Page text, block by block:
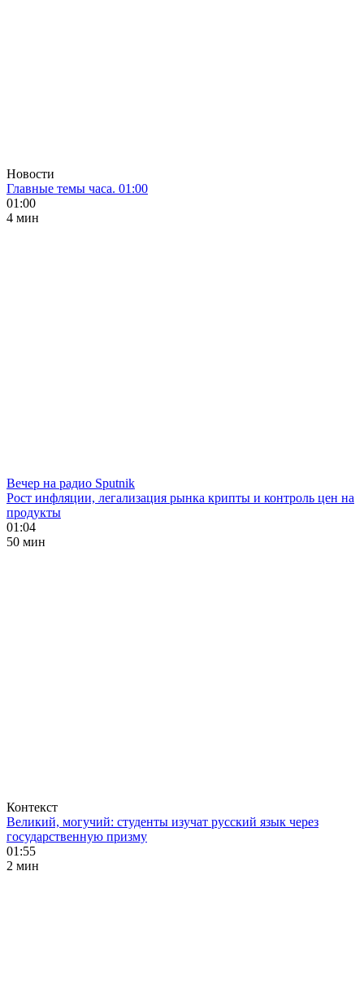
Новости
Главные темы часа. 01:00
01:00
4 мин
Вечер на радио Sputnik
Рост инфляции, легализация рынка крипты и контроль цен на
продукты
01:04
50 мин
Контекст
Великий, могучий: студенты изучат русский язык через
государственную призму
01:55
2 мин